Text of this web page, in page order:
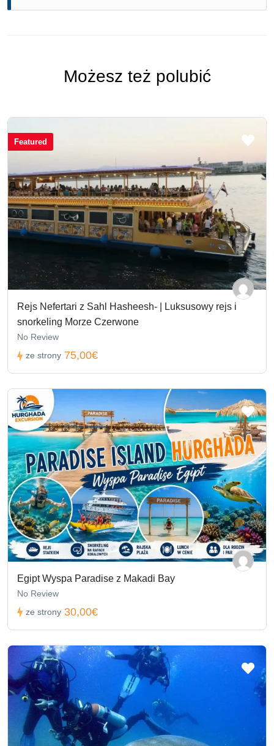
Możesz też polubić
Featured
Rejs Nefertari z Sahl Hasheesh- | Luksusowy rejs i
snorkeling Morze Czerwone
No Review
ze strony 75,00€
Egipt Wyspa Paradise z Makadi Bay
No Review
ze strony 30,00€